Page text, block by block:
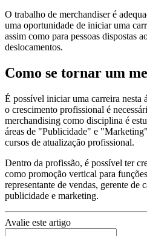
O trabalho de merchandiser é
uma oportunidade de iniciar uma
assim como para pessoas dispostas
deslocamentos.
Como se tornar um
É possível iniciar uma carreira nesta
o crescimento profissional é
merchandising como disciplina é
áreas de "Publicidade" e
cursos de atualização profissional.
Dentro da profissão, é possível ter
como promoção vertical para
representante de vendas, gerente de
publicidade e marketing.
Avalie este artigo